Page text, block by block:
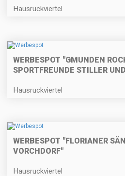
Hausruckviertel
WERBESPOT "GMUNDEN
SPORTFREUNDE STILLER
Hausruckviertel
WERBESPOT "FLORIANER
VORCHDORF"
Hausruckviertel